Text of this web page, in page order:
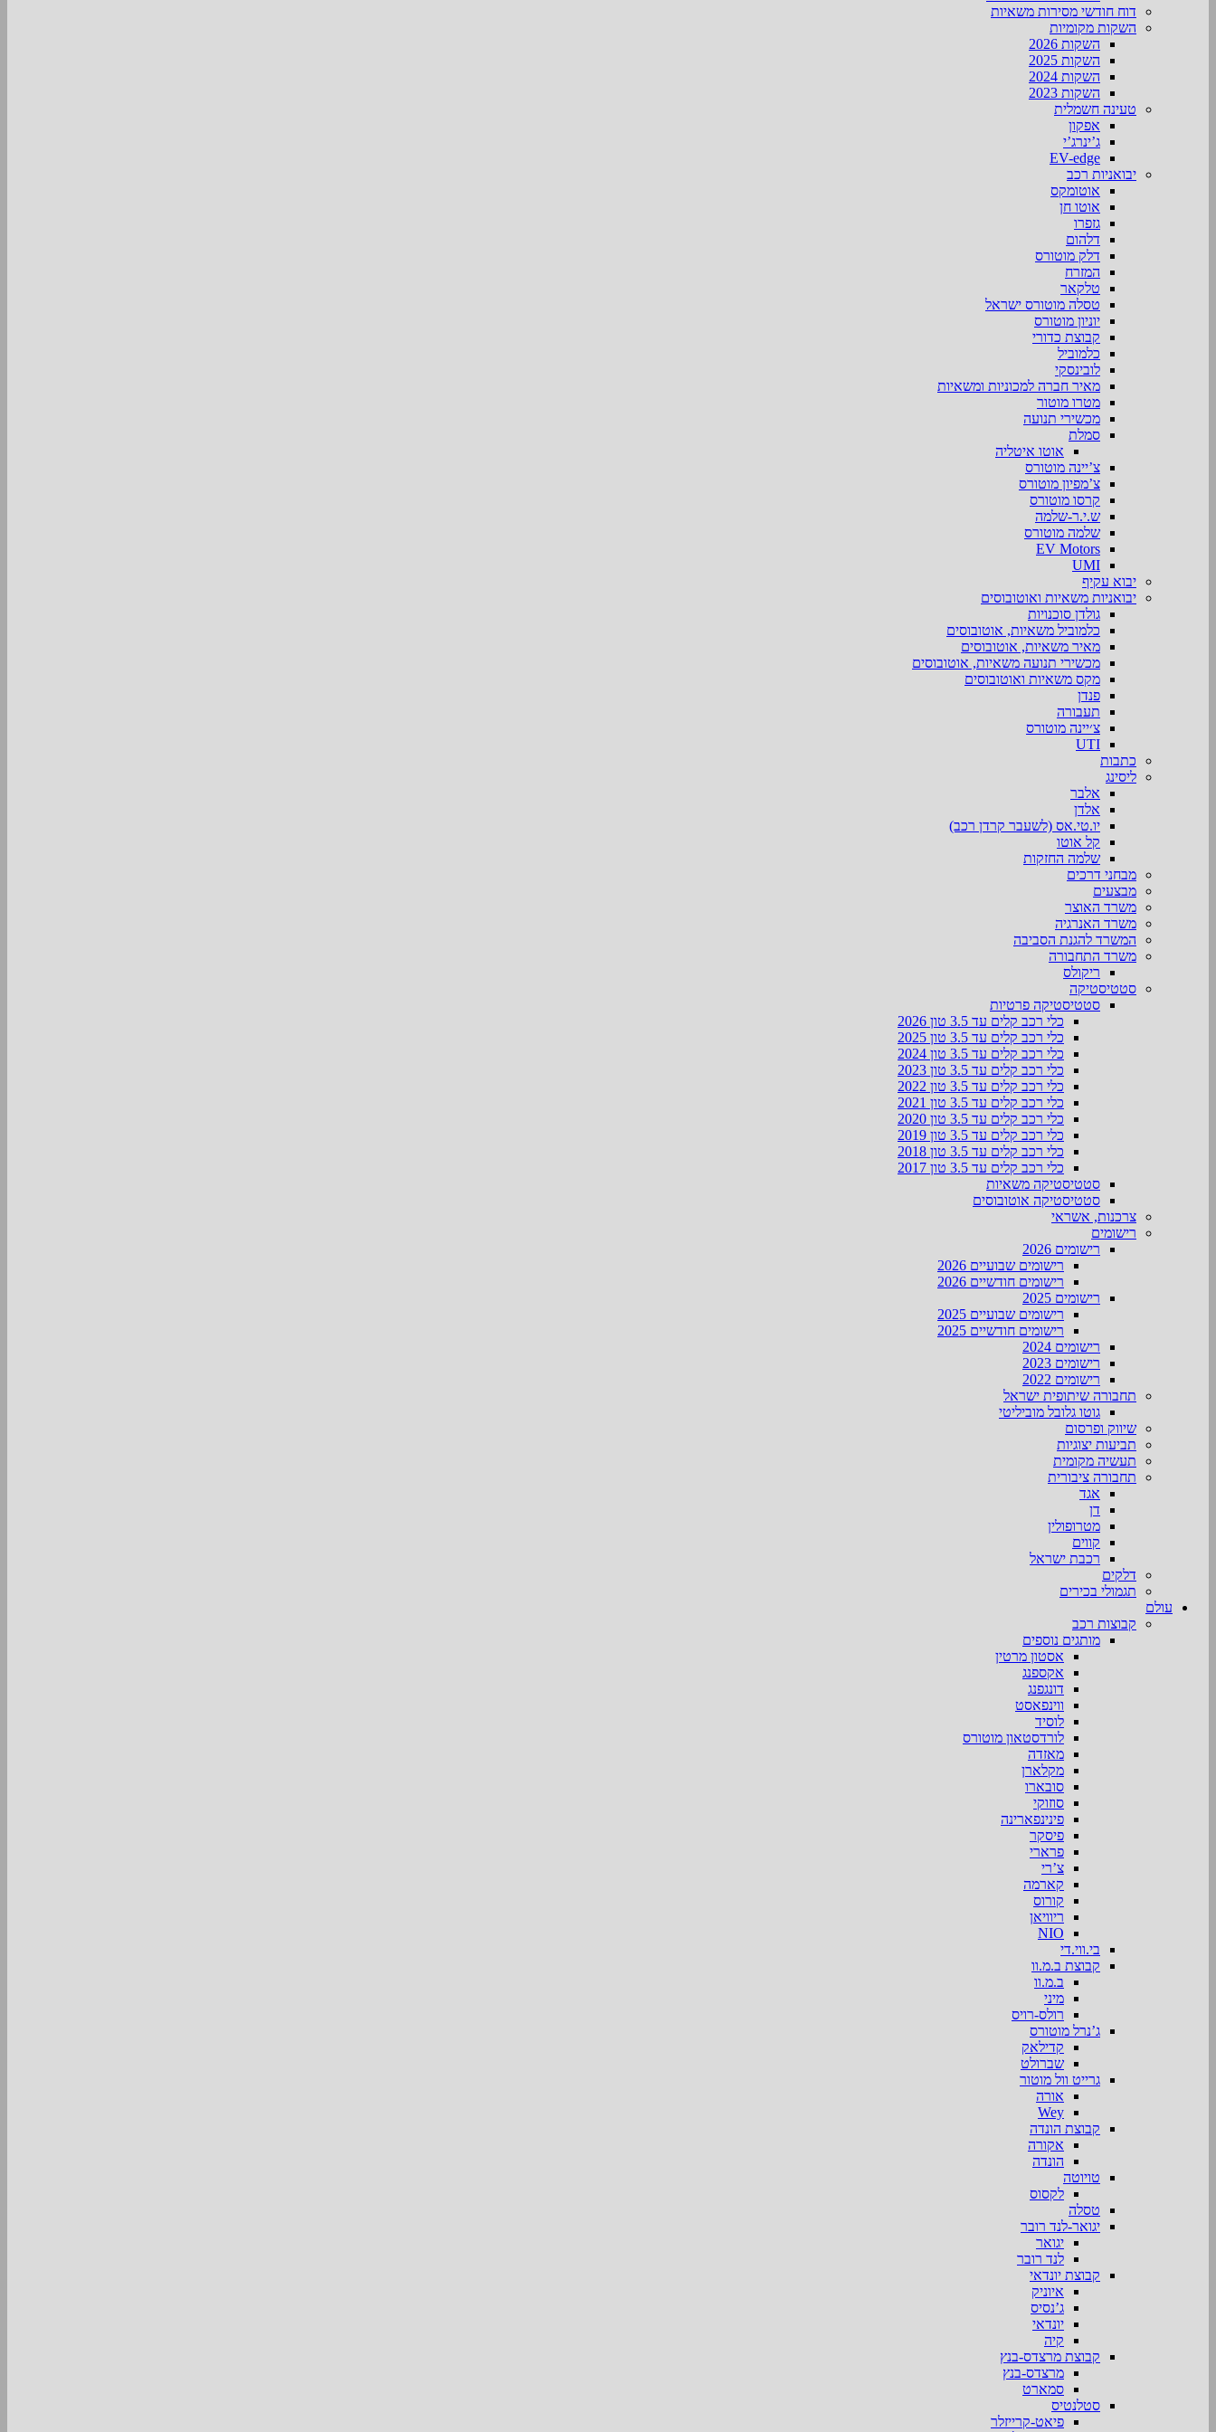
דוח חודשי מסירות משאיות
השקות מקומיות
השקות 2026
השקות 2025
השקות 2024
השקות 2023
טעינה חשמלית
אפקון
ג’ינרג’י
EV-edge
יבואניות רכב
אוטומקס
אוטו חן
גזפרו
דלהום
דלק מוטורס
המזרח
טלקאר
טסלה מוטורס ישראל
יוניון מוטורס
קבוצת כדורי
כלמוביל
לובינסקי
מאיר חברה למכוניות ומשאיות
מטרו מוטור
מכשירי תנועה
סמלת
אוטו איטליה
צ’יינה מוטורס
צ’מפיון מוטורס
קרסו מוטורס
ש.י.ר-שלמה
שלמה מוטורס
EV Motors
UMI
יבוא עקיף
יבואניות משאיות ואוטובוסים
גולדן סוכנויות
כלמוביל משאיות, אוטובוסים
מאיר משאיות, אוטובוסים
מכשירי תנועה משאיות, אוטובוסים
מקס משאיות ואוטובוסים
פנדן
תעבורה
צ׳יינה מוטורס
UTI
כתבות
ליסינג
אלבר
אלדן
יו.טי.אס (לשעבר קרדן רכב)
קל אוטו
שלמה החזקות
מבחני דרכים
מבצעים
משרד האוצר
משרד האנרגיה
המשרד להגנת הסביבה
משרד התחבורה
ריקולס
סטטיסטיקה
סטטיסטיקה פרטיות
כלי רכב קלים עד 3.5 טון 2026
כלי רכב קלים עד 3.5 טון 2025
כלי רכב קלים עד 3.5 טון 2024
כלי רכב קלים עד 3.5 טון 2023
כלי רכב קלים עד 3.5 טון 2022
כלי רכב קלים עד 3.5 טון 2021
כלי רכב קלים עד 3.5 טון 2020
כלי רכב קלים עד 3.5 טון 2019
כלי רכב קלים עד 3.5 טון 2018
כלי רכב קלים עד 3.5 טון 2017
סטטיסטיקה משאיות
סטטיסטיקה אוטובוסים
צרכנות, אשראי
רישומים
רישומים 2026
רישומים שבועיים 2026
רישומים חודשיים 2026
רישומים 2025
רישומים שבועיים 2025
רישומים חודשיים 2025
רישומים 2024
רישומים 2023
רישומים 2022
תחבורה שיתופית ישראל
גוטו גלובל מוביליטי
שיווק ופרסום
תביעות יצוגיות
תעשיה מקומית
תחבורה ציבורית
אגד
דן
מטרופולין
קווים
רכבת ישראל
דלקים
תגמולי בכירים
עולם
קבוצות רכב
מותגים נוספים
אסטון מרטין
אקספנג
דונגפנג
ווינפאסט
לוסיד
לורדסטאון מוטורס
מאזדה
מקלארן
סובארו
סוזוקי
פינינפארינה
פיסקר
פרארי
צ’רי
קארמה
קורוס
ריוויאן
NIO
בי.ווי.די
קבוצת ב.מ.וו
ב.מ.וו
מיני
רולס-רויס
ג’נרל מוטורס
קדילאק
שברולט
גרייט וול מוטור
אורה
Wey
קבוצת הונדה
אקורה
הונדה
טויוטה
לקסוס
טסלה
יגואר-לנד רובר
יגואר
לנד רובר
קבוצת יונדאי
איוניק
ג’נסיס
יונדאי
קיה
קבוצת מרצדס-בנץ
מרצדס-בנץ
סמארט
סטלנטיס
פיאט-קרייזלר